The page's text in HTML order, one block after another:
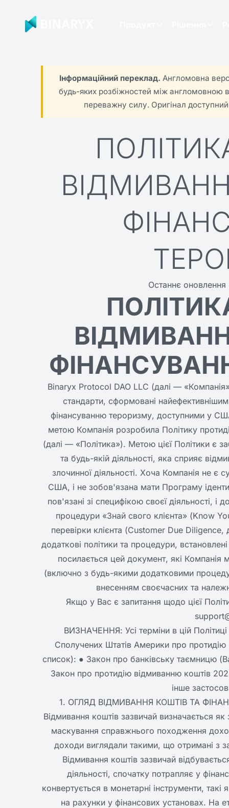
Інформаційний переклад. Англомовна
будь-яких розбіжностей між англомовною
переважну силу. Оригінал
Останнє
Binaryx Protocol DAO LLC (далі —
стандарти, сформовані
фінансуванню тероризму, доступними у
метою Компанія розробила Політику
(далі — «Політика»). Метою цієї Політики є
та будь-якій діяльності, яка сприяє
злочинної діяльності. Хоча Компанія не
США, і не зобов'язана мати Програму
пов'язані зі специфікою своєї діяльності,
процедури «Знай свого клієнта» (Know
перевірки клієнта (Customer Due
додаткові політики та процедури,
посилається цей документ, які
(включно з будь-якими додатковими
внесенням своєчасних та
Якщо у Вас є запитання щодо цієї
ВИЗНАЧЕННЯ: Усі терміни в цій
Сполучених Штатів Америки про
список): ● Закон про банківську таємницю
Закон про протидію відмиванню коштів
інше
1. ОГЛЯД ВІДМИВАННЯ КОШТІВ ТА
Відмивання коштів зазвичай визначається
маскування справжнього походження
доходи виглядали такими, що отримані з
Відмивання коштів зазвичай
діяльності, спочатку потрапляє у
конвертується в монетарні інструменти,
на рахунки у фінансових установах. На